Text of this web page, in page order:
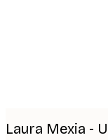
Laura Mexia -